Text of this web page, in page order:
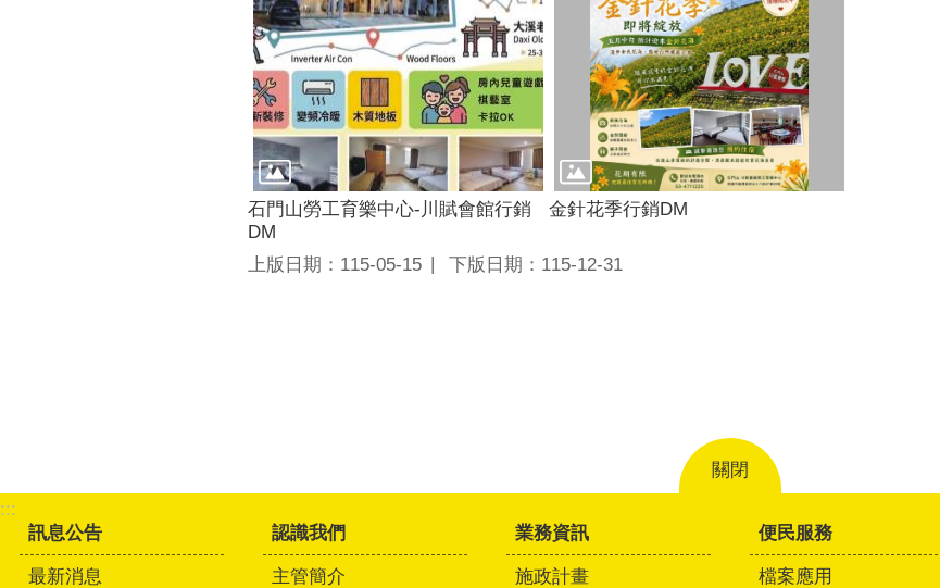
石門山勞工育樂中心-川賦會館行銷
DM
金針花季行銷DM
上版日期：115-05-15
下版日期：115-12-31
關閉
:::
訊息公告
最新消息
認識我們
主管簡介
業務資訊
施政計畫
便民服務
檔案應用